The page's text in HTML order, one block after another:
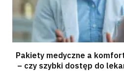
Pakiety medyczne a
– czy szybki dostęp do